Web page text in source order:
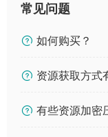
常见问题
如何购买？
资源获取方式
有些资源加密